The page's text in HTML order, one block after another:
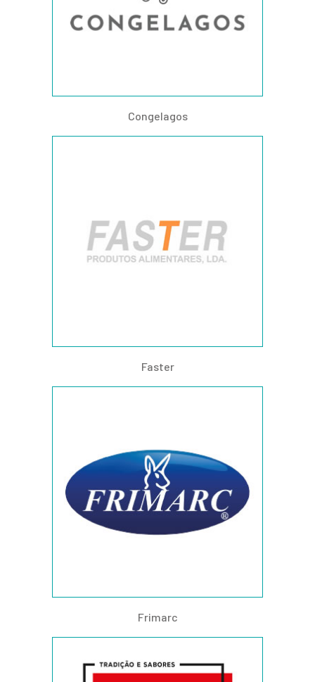
Congelagos
Faster
Frimarc